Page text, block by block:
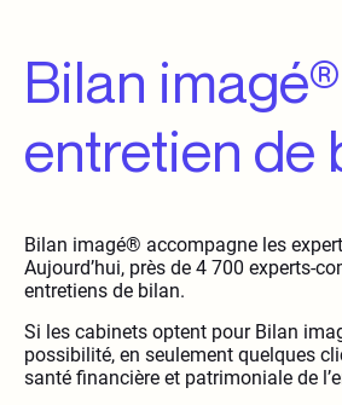
Bilan
entretien de
Bilan imagé® accompagne les
Aujourd’hui, près de 4 700 experts-
entretiens de bilan.
Si les cabinets optent pour Bilan
possibilité, en seulement quelques
santé financière et patrimoniale de